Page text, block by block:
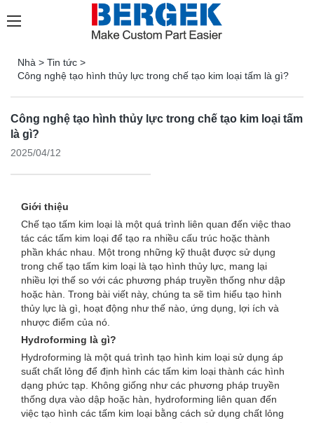
Nhà > Tin tức >
Công nghệ tạo hình thủy lực trong chế tạo kim loại tấm là gì?
Công nghệ tạo hình thủy lực trong chế tạo kim loại tấm
là gì?
2025/04/12
Giới thiệu
Chế tạo tấm kim loại là một quá trình liên quan đến việc thao
tác các tấm kim loại để tạo ra nhiều cấu trúc hoặc thành
phần khác nhau. Một trong những kỹ thuật được sử dụng
trong chế tạo tấm kim loại là tạo hình thủy lực, mang lại
nhiều lợi thế so với các phương pháp truyền thống như dập
hoặc hàn. Trong bài viết này, chúng ta sẽ tìm hiểu tạo hình
thủy lực là gì, hoạt động như thế nào, ứng dụng, lợi ích và
nhược điểm của nó.
Hydroforming là gì?
Hydroforming là một quá trình tạo hình kim loại sử dụng áp
suất chất lỏng để định hình các tấm kim loại thành các hình
dạng phức tạp. Không giống như các phương pháp truyền
thống dựa vào dập hoặc hàn, hydroforming liên quan đến
việc tạo hình các tấm kim loại bằng cách sử dụng chất lỏng